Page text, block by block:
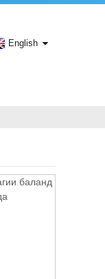
English